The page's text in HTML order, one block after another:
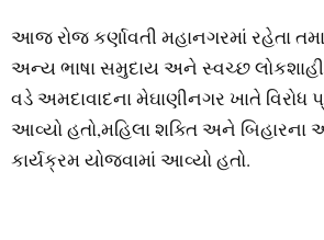
આજ રોજ કર્ણાવતી મહાનગરમાં રહેતા
અન્ય ભાષા સમુદાય અને સ્વચ્છ
વડે અમદાવાદના મેઘાણીનગર ખાતે વિરોધ
આવ્યો હતો,મહિલા શક્તિ અને બિહારના
કાર્યક્રમ યોજવામાં આવ્યો હતો.